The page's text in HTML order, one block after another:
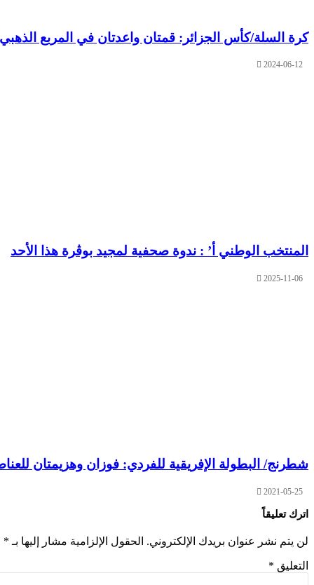
كرة السلة/كأس الجزائر: قمتان واعدتان في المربع
2024-06-12
المنتخب الوطني أ’ : ندوة صحفية لمجيد بوڨرة هذا الأحد
2025-11-06
شطرنج/ البطولة الإفريقية للفردي: فوزان وهزيمتان
2021-05-25
اترك تعليقاً
لن يتم نشر عنوان بريدك الإلكتروني. الحقول الإلزامية مشار إليها بـ *
التعليق *